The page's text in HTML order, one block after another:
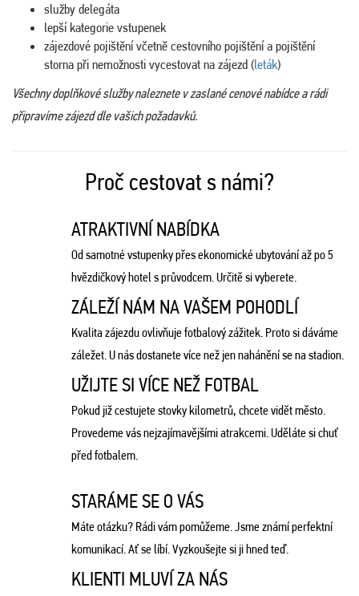
služby delegáta
lepší kategorie vstupenek
zájezdové pojištění včetně cestovního pojištění a pojištění
storna při nemožnosti vycestovat na zájezd (leták)
Všechny doplňkové služby naleznete v zaslané cenové nabídce a rádi
připravíme zájezd dle vašich požadavků.
Proč cestovat s námi?
ATRAKTIVNÍ NABÍDKA
Od samotné vstupenky přes ekonomické ubytování až po 5
hvězdičkový hotel s průvodcem. Určitě si vyberete.
ZÁLEŽÍ NÁM NA VAŠEM POHODLÍ
Kvalita zájezdu ovlivňuje fotbalový zážitek. Proto si dáváme
záležet. U nás dostanete více než jen nahánění se na stadion.
UŽIJTE SI VÍCE NEŽ FOTBAL
Pokud již cestujete stovky kilometrů, chcete vidět město.
Provedeme vás nejzajímavějšími atrakcemi. Uděláte si chuť
před fotbalem.
STARÁME SE O VÁS
Máte otázku? Rádi vám pomůžeme. Jsme známí perfektní
komunikací. Ať se líbí. Vyzkoušejte si ji hned teď.
KLIENTI MLUVÍ ZA NÁS